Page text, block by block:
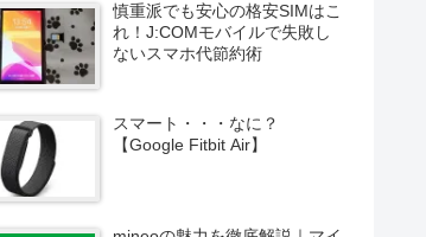
慎重派でも安心の格安SIMはこ
れ！J:COMモバイルで失敗し
ないスマホ代節約術
スマート・・・なに？
【Google Fitbit Air】